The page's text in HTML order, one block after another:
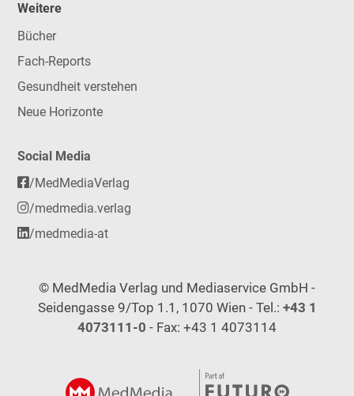
Weitere
Bücher
Fach-Reports
Gesundheit verstehen
Neue Horizonte
Social Media
/MedMediaVerlag
/medmedia.verlag
/medmedia-at
© MedMedia Verlag und Mediaservice GmbH -
Seidengasse 9/Top 1.1, 1070 Wien - Tel.: +43 1
4073111-0 - Fax: +43 1 4073114